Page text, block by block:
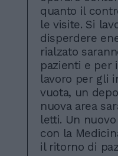
quanto il
le visite. Si
disperdere
rialzato
pazienti e per
lavoro per gli
vuota, un
nuova area
letti. Un
con la
il ritorno di